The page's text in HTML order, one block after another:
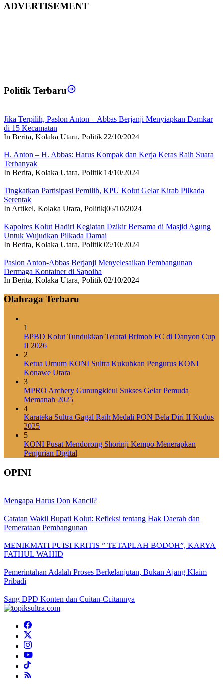
ADVERTISEMENT
Politik Terbaru
Jika Terpilih, Paslon Anton – Abbas Berjanji Menyiapkan Damkar
di 15 Kecamatan
In Berita, Kolaka Utara, Politik|22/10/2024
H. Anton – H. Abbas: Harus Kompak dan Kerja Keras Raih Suara
Terbanyak
In Berita, Kolaka Utara, Politik|14/10/2024
Tingkatkan Partisipasi Pemilih, KPU Kolut Gelar Kirab Pilkada
Serentak
In Artikel, Kolaka Utara, Politik|06/10/2024
Kapolres Kolut Hadiri Kegiatan Dzikir Bersama di Masjid Agung
Untuk Wujudkan Pilkada Damai
In Berita, Kolaka Utara, Politik|05/10/2024
Paslon Anton-Abbas Berjanji Menyelesaikan Pembangunan
Dermaga Kontainer di Sapoiha
In Berita, Kolaka Utara, Politik|02/10/2024
Olahraga Terbaru
1
BPBD Kolut Tundukkan Teratai Brimob FC di Danyon Cup
II 2026
2
Ketua Umum KONI Sultra Kukuhkan Pengurus KONI
Konawe Utara
3
MPRO Archery Gunungkidul Sukses Gelar Pemuda
Memanah 2025
4
Karateka Sultra Gagal Raih Medali PON Bela Diri II Kudus
2025
5
KONI Pusat Mendorong Shorinji Kempo Menerapkan
Penjurian Digital
OPINI
Mengapa Harus Don Kancil?
Catatan Wakil Bupati Kolut: Refleksi tentang Hak Daerah dan
Pemerataan Pembangunan
MENIKMATI PUISI KRITIS ” TETAPLAH BODOH”, KARYA
FATHUL WAHID
Pemerintahan Adalah Proses Berkelanjutan, Bukan Ajang Klaim
Pribadi
Sang DPD Konten dan Cuitan-Cuitannya